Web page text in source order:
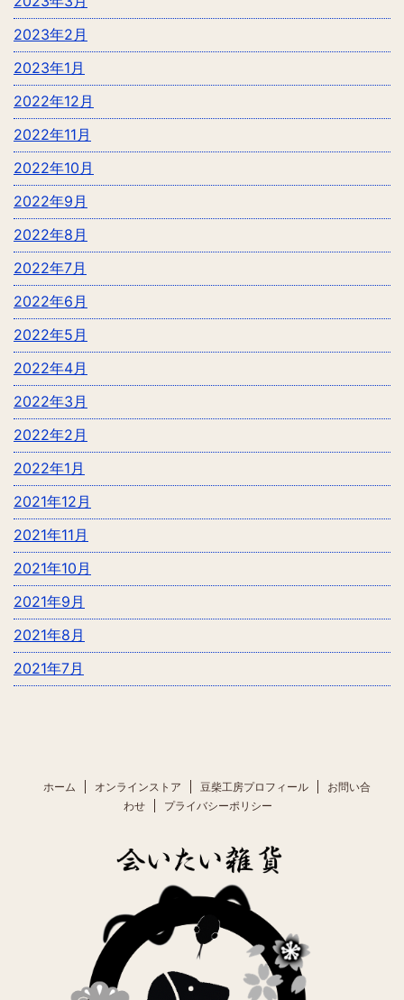
2023年2月
2023年1月
2022年12月
2022年11月
2022年10月
2022年9月
2022年8月
2022年7月
2022年6月
2022年5月
2022年4月
2022年3月
2022年2月
2022年1月
2021年12月
2021年11月
2021年10月
2021年9月
2021年8月
2021年7月
ホーム オンラインストア 豆柴工房プロフィール
お問い合
わせ
プライバシーポリシー